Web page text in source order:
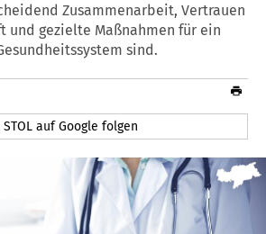
Zusammenarbeit, Vertrauen
und gezielte Maßnahmen für ein
sind.
STOL auf Google folgen